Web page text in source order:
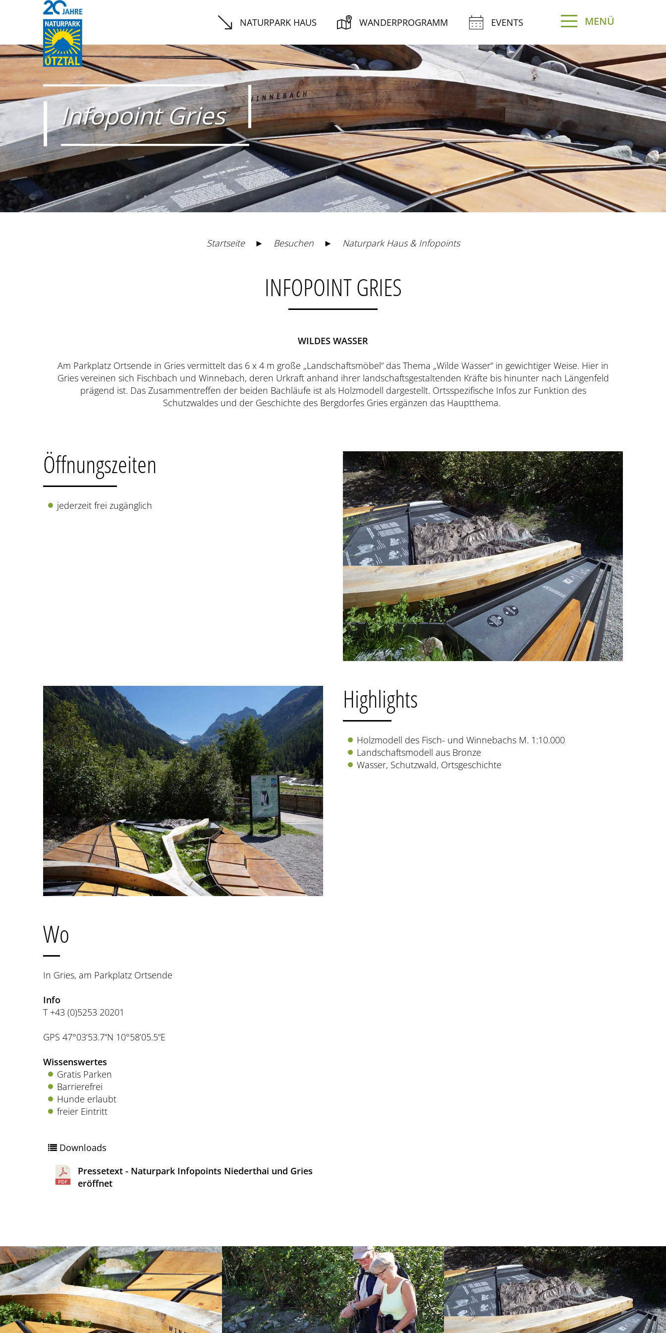
NATURPARK HAUS WANDERPROGRAMM EVENTS MENÜ
Infopoint Gries
Startseite ► Besuchen ► Naturpark Haus & Infopoints
INFOPOINT GRIES
WILDES WASSER
Am Parkplatz Ortsende in Gries vermittelt das 6 x 4 m große „Landschaftsmöbel“ das Thema „Wilde Wasser“ in gewichtiger Weise. Hier in
Gries vereinen sich Fischbach und Winnebach, deren Urkraft anhand ihrer landschaftsgestaltenden Kräfte bis hinunter nach Längenfeld
prägend ist. Das Zusammentreffen der beiden Bachläufe ist als Holzmodell dargestellt. Ortsspezifische Infos zur Funktion des
Schutzwaldes und der Geschichte des Bergdorfes Gries ergänzen das Hauptthema.
Öffnungszeiten
jederzeit frei zugänglich
Highlights
Holzmodell des Fisch- und Winnebachs M. 1:10.000
Landschaftsmodell aus Bronze
Wasser, Schutzwald, Ortsgeschichte
Wo
In Gries, am Parkplatz Ortsende
Info
T +43 (0)5253 20201
GPS 47°03‘53.7“N 10°58‘05.5“E
Wissenswertes
Gratis Parken
Barrierefrei
Hunde erlaubt
freier Eintritt
Downloads
Pressetext - Naturpark Infopoints Niederthai und Gries
eröffnet